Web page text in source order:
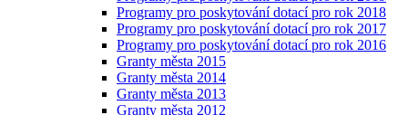
Programy pro poskytování dotací pro rok 2018
Programy pro poskytování dotací pro rok 2017
Programy pro poskytování dotací pro rok 2016
Granty města 2015
Granty města 2014
Granty města 2013
Granty města 2012